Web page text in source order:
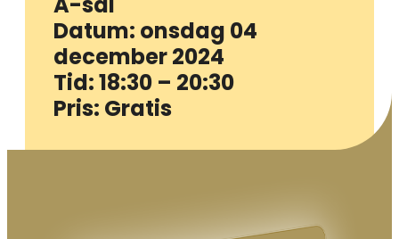
Datum: onsdag 04
december 2024
Tid: 18:30 – 20:30
Pris: Gratis